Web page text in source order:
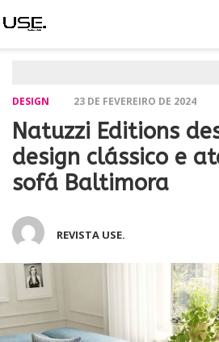
DESIGN 23 DE FEVEREIRO DE 2024
Natuzzi Editions
design clássico e
sofá Baltimora
REVISTA USE.